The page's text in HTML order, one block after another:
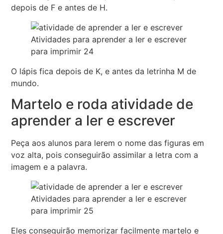
depois de F e antes de H.
Atividades para aprender a ler e escrever
para imprimir 24
O lápis fica depois de K, e antes da letrinha M de
mundo.
Martelo e roda atividade de
aprender a ler e escrever
Peça aos alunos para lerem o nome das figuras em
voz alta, pois conseguirão assimilar a letra com a
imagem e a palavra.
Atividades para aprender a ler e escrever
para imprimir 25
Eles conseguirão memorizar facilmente martelo e